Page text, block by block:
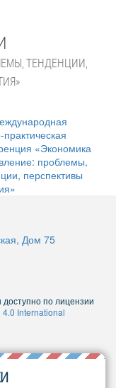
ТЕНДЕНЦИИ,
Дом 75
по лицензии
International